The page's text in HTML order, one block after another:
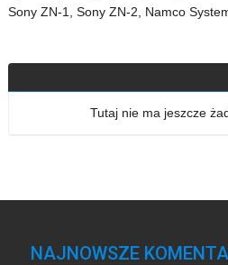
Sony ZN-1, Sony ZN-2, Namco
Tutaj nie ma jeszcze
NAJNOWSZE